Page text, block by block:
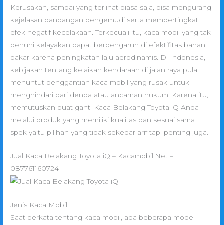
Kerusakan, sampai yang terlihat biasa saja, bisa mengurangi
kejelasan pandangan pengemudi serta mempertingkat
efek negatif kecelakaan. Terkecuali itu, kaca mobil yang tak
penuhi kelayakan dapat berpengaruh di efektifitas bahan
bakar karena peningkatan laju aerodinamis. Di Indonesia,
kebijakan tentang kelaikan kendaraan di jalan raya pula
menuntut penggantian kaca mobil yang rusak untuk
menghindari dari denda atau ancaman hukum. Karena itu,
memutuskan buat ganti Kaca Belakang Toyota iQ Anda
melalui produk yang memiliki kualitas dan sesuai sama
spek yaitu pilihan yang tidak sekedar arif tapi penting juga.
Jual Kaca Belakang Toyota iQ – Kacamobil.Net –
087761160724
Jenis Kaca Mobil
Saat berkata tentang kaca mobil, ada beberapa model